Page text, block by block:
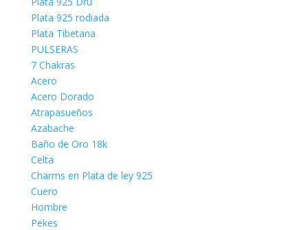
Plata 925 rodiada
Plata Tibetana
PULSERAS
7 Chakras
Acero
Acero Dorado
Atrapasueños
Azabache
Baño de Oro 18k
Celta
Charms en Plata de ley 925
Cuero
Hombre
Pekes